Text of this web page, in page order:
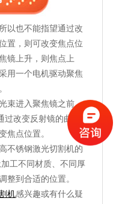
以也不能指望通过改
置，则可改变焦点位
镜上升，则焦点上
用一个电机驱动聚焦
束进入聚焦镜之前，
过改变反射镜的曲率，
焦点位置。
不锈钢激光切割机的
工不同材质、不同厚
整到合适的位置。
机感兴趣或有什么疑